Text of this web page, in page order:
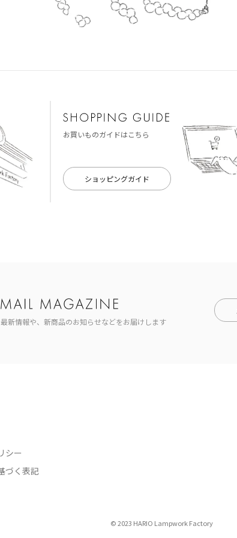
お買いものガイドはこちら
ショッピングガイド
最新情報や、新商品のお知らせなどをお届けします
シー
づく表記
© 2023 HARIO Lampwork Factory